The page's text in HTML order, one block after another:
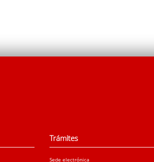
Trámites
Sede electrónica